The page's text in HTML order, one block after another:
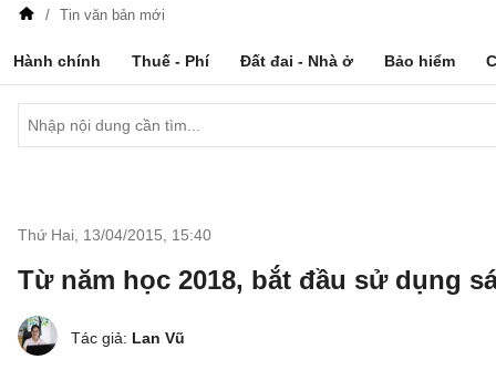
Tin văn bản mới
Hành chính Thuế - Phí Đất đai - Nhà ở Bảo hiểm
Thứ Hai, 13/04/2015 15:40
Từ năm học 2018, bắt đầu sử dụng
Tác giả: Lan Vũ